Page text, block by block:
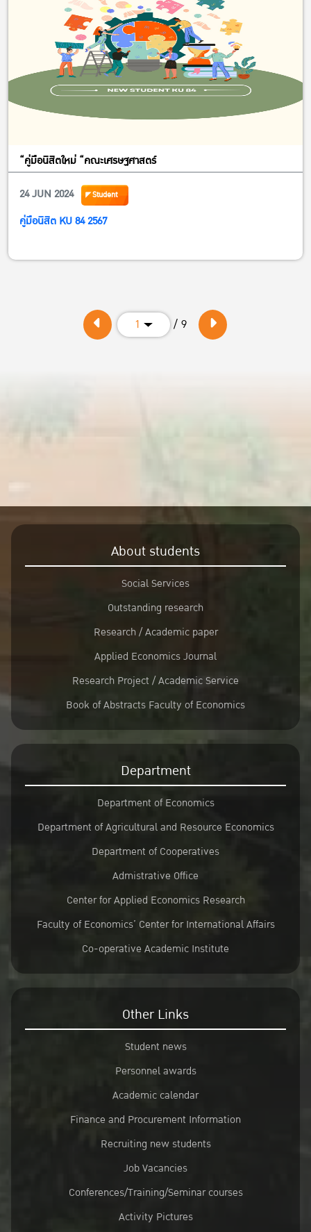
“คู่มือนิสิตใหม่ “คณะเศรษฐศาสตร์
24 JUN 2024
Student
คู่มือนิสิต KU 84 2567
1 / 9
About students
Social Services
Outstanding research
Research / Academic paper
Applied Economics Journal
Research Project / Academic Service
Book of Abstracts Faculty of Economics
Department
Department of Economics
Department of Agricultural and Resource Economics
Department of Cooperatives
Admistrative Office
Center for Applied Economics Research
Faculty of Economics’ Center for International Affairs
Co-operative Academic Institute
Other Links
Student news
Personnel awards
Academic calendar
Finance and Procurement Information
Recruiting new students
Job Vacancies
Conferences/Training/Seminar courses
Activity Pictures